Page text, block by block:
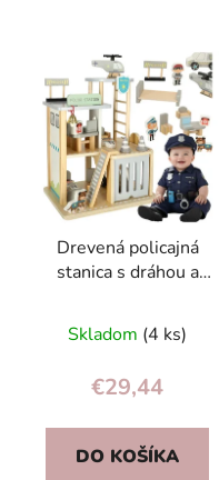
Drevená policajná
stanica s dráhou a
vrtuľník, auto a figúrky
pre deti 3+
Skladom (4 ks)
€29,44
DO KOŠÍKA